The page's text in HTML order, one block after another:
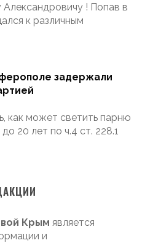
! Попав в
к различным
задержали
как может светить парню
20 лет по ч.4 ст. 228.1
Крым является
и